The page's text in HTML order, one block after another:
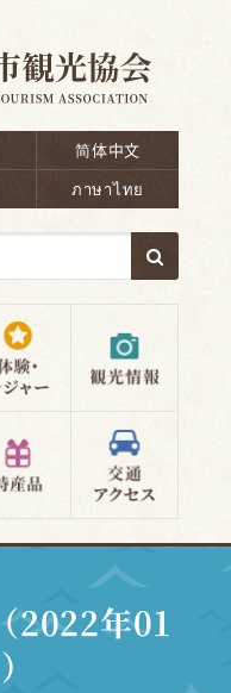
简体中文
ภาษาไทย
2022年01